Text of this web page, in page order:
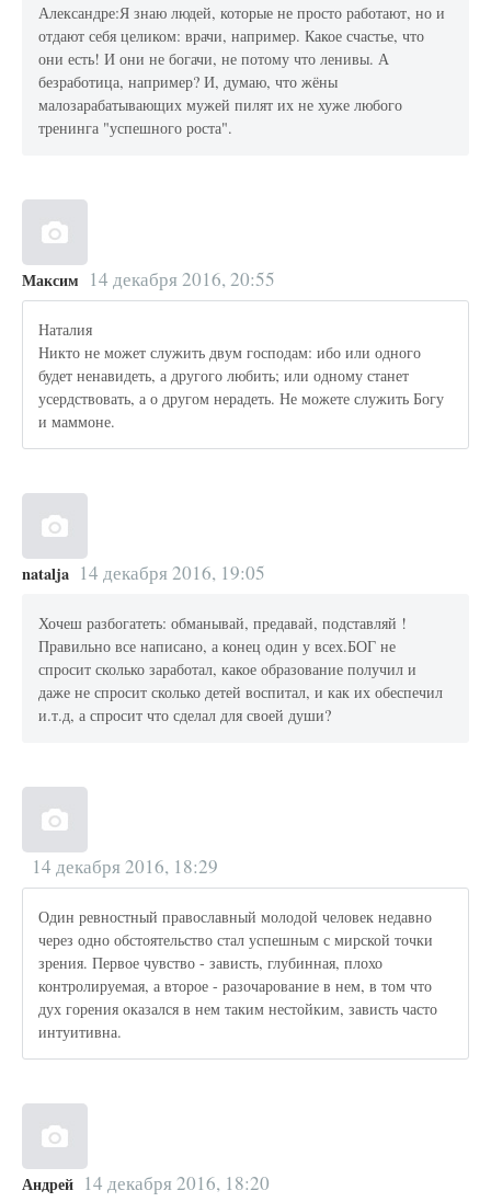
Александре:Я знаю людей, которые не просто работают, но и
отдают себя целиком: врачи, например. Какое счастье, что
они есть! И они не богачи, не потому что ленивы. А
безработица, например? И, думаю, что жёны
малозарабатывающих мужей пилят их не хуже любого
тренинга "успешного роста".
Максим 14 декабря 2016, 20:55
Наталия
Никто не может служить двум господам: ибо или одного
будет ненавидеть, а другого любить; или одному станет
усердствовать, а о другом нерадеть. Не можете служить Богу
и маммоне.
natalja 14 декабря 2016, 19:05
Хочеш разбогатеть: обманывай, предавай, подставляй !
Правильно все написано, а конец один у всех.БОГ не
спросит сколько заработал, какое образование получил и
даже не спросит сколько детей воспитал, и как их обеспечил
и.т.д, а спросит что сделал для своей души?
14 декабря 2016, 18:29
Один ревностный православный молодой человек недавно
через одно обстоятельство стал успешным с мирской точки
зрения. Первое чувство - зависть, глубинная, плохо
контролируемая, а второе - разочарование в нем, в том что
дух горения оказался в нем таким нестойким, зависть часто
интуитивна.
Андрей 14 декабря 2016, 18:20